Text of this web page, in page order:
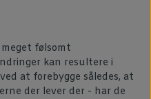
følsomt
kan resultere i
at forebygge således, at
der lever der - har de